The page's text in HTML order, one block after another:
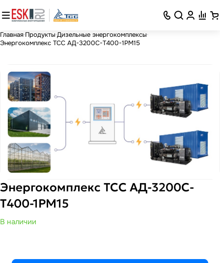
Главная Продукты Дизельные энергокомплексы
Энергокомплекс ТСС АД-3200С-Т400-1РМ15
Энергокомплекс ТСС АД-3200С-
Т400-1РМ15
В наличии